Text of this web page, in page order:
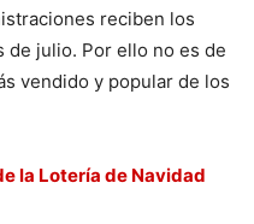
reciben los
de julio. Por ello no es de
vendido y popular de los
la Lotería de Navidad